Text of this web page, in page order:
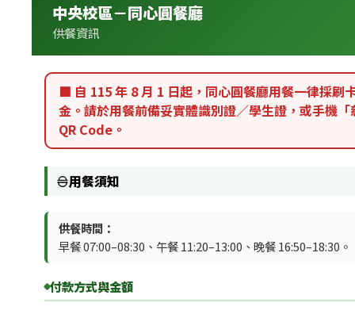
中央校區－同心圓餐廳
供餐資訊
■ 自 115 年 8 月 1 日起，同心圓餐廳用餐一律採刷
金。請於用餐前備妥實體識別證／學生證，或手機
QR Code。
用餐須知
供餐時間：
早餐 07:00–08:30、午餐 11:20–13:00、晚餐 16:50–18:30。
付款方式與金額